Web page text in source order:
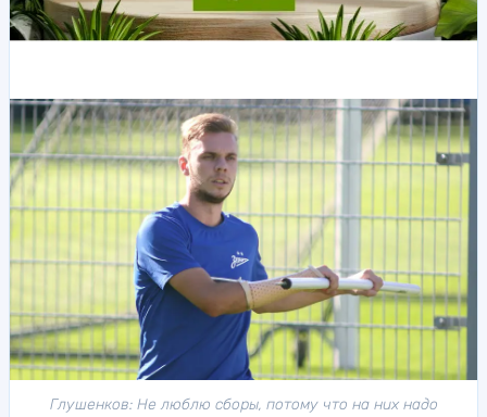
Глушенков: Не люблю сборы, потому что на них надо